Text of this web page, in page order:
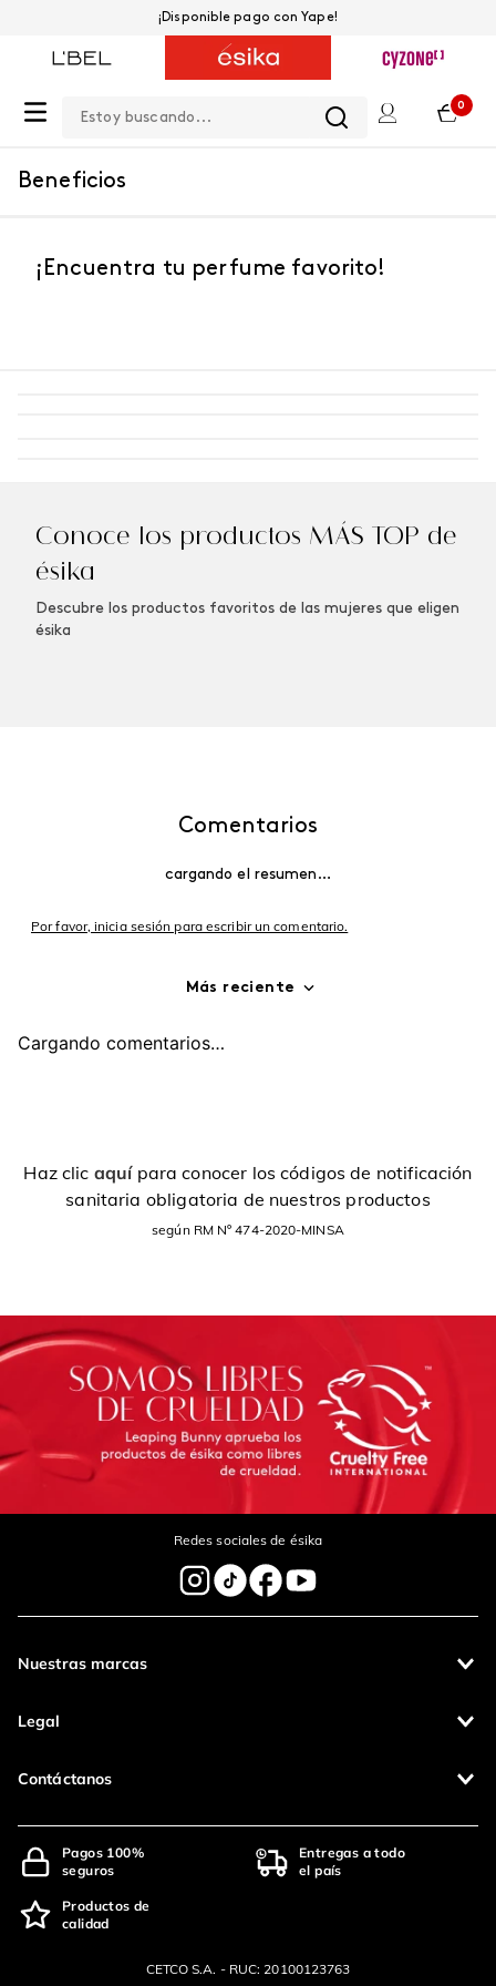
0
¡Disponible pago con Yape!
Beneficios
¡Encuentra tu perfume favorito!
Conoce los productos MÁS TOP de
ésika
Descubre los productos favoritos de las mujeres que eligen
ésika
Comentarios
cargando el resumen…
Por favor, inicia sesión para escribir un comentario.
Más reciente
Cargando comentarios…
Haz clic aquípara conocer los códigos de notificación
sanitaria obligatoria de nuestros productos
según RM Nº 474-2020-MINSA
Redes sociales de ésika
Nuestras marcas
Legal
Contáctanos
Pagos 100%
seguros
Entregas a todo
el país
Productos de
calidad
CETCO S.A. - RUC: 20100123763